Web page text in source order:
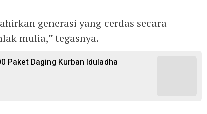
generasi yang cerdas secara
mulia,” tegasnya.
Paket Daging Kurban Iduladha